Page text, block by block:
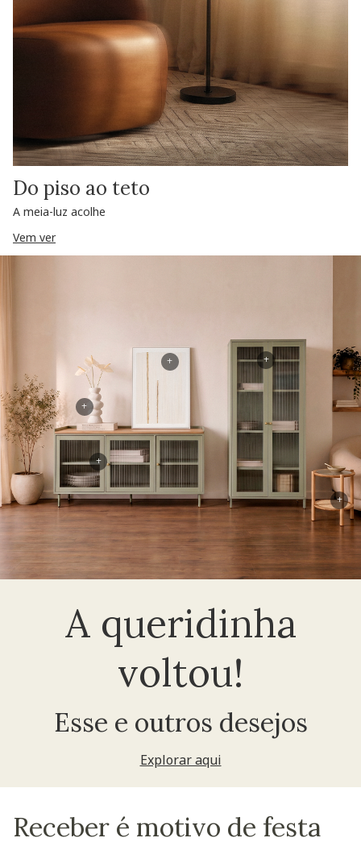
Do piso ao teto
A meia-luz acolhe
Vem ver
A queridinha
voltou!
Esse e outros desejos
Explorar aqui
+
+
+
+
+
Receber é motivo de festa